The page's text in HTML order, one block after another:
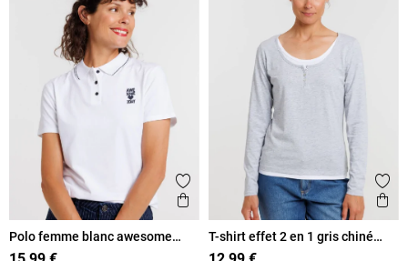
Ajouter aux favoris
Aperçu rapide
Polo femme blanc awesome
today
T-shirt effet 2 en 1 gris chiné
femme